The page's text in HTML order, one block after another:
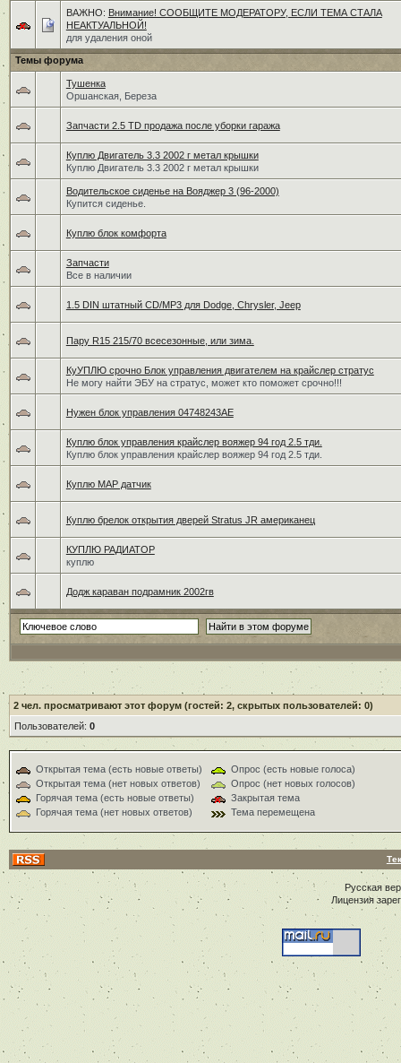
ВАЖНО: Внимание! СООБЩИТЕ МОДЕРАТОРУ, ЕСЛИ ТЕМА СТАЛА
НЕАКТУАЛЬНОЙ!
для удаления оной
Темы форума
Тушенка
Оршанская, Береза
Запчасти 2.5 TD продажа после уборки гаража
Куплю Двигатель 3.3 2002 г метал крышки
Куплю Двигатель 3.3 2002 г метал крышки
Водительское сиденье на Вояджер 3 (96-2000)
Купится сиденье.
Куплю блок комфорта
Запчасти
Все в наличии
1.5 DIN штатный CD/MP3 для Dodge, Chrysler, Jeep
Пару R15 215/70 всесезонные, или зима.
КуУПЛЮ срочно Блок управления двигателем на крайслер стратус
Не могу найти ЭБУ на стратус, может кто поможет срочно!!!
Нужен блок управления 04748243AE
Куплю блок управления крайслер вояжер 94 год 2.5 тди.
Куплю блок управления крайслер вояжер 94 год 2.5 тди.
Куплю MAP датчик
Куплю брелок открытия дверей Stratus JR американец
КУПЛЮ РАДИАТОР
куплю
Додж караван подрамник 2002гв
2чел. просматривают этот форум (гостей: 2, скрытых пользователей: 0)
Пользователей: 0
Открытая тема (есть новые ответы)
Открытая тема (нет новых ответов)
Горячая тема (есть новые ответы)
Горячая тема (нет новых ответов)
Опрос (есть новые голоса)
Опрос (нет новых голосов)
Закрытая тема
Тема перемещена
Русская
Лицензия